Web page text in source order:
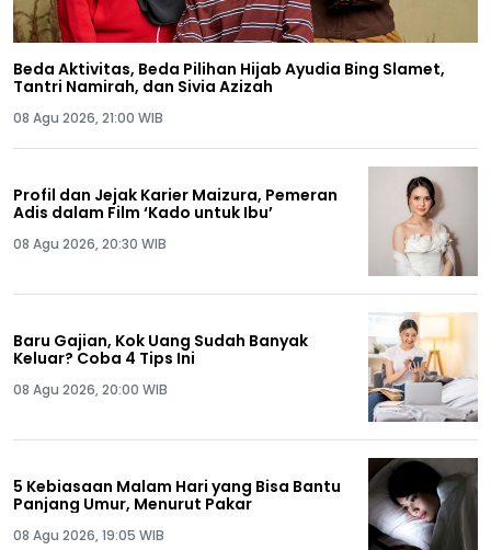
Beda Aktivitas, Beda Pilihan Hijab Ayudia Bing Slamet,
Tantri Namirah, dan Sivia Azizah
08 Agu 2026, 21:00 WIB
Profil dan Jejak Karier Maizura, Pemeran
Adis dalam Film ‘Kado untuk Ibu’
08 Agu 2026, 20:30 WIB
Baru Gajian, Kok Uang Sudah Banyak
Keluar? Coba 4 Tips Ini
08 Agu 2026, 20:00 WIB
5 Kebiasaan Malam Hari yang Bisa Bantu
Panjang Umur, Menurut Pakar
08 Agu 2026, 19:05 WIB